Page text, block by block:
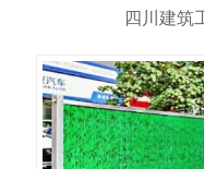
四川建筑